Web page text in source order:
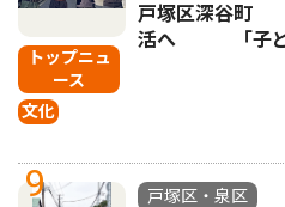
トップニュ
ース
文化
戸塚区深谷
活へ 「子ども
9
戸塚区・泉区